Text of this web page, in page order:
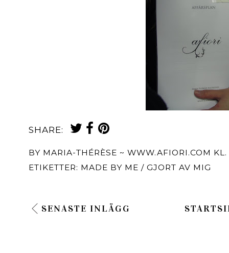
SHARE:
BY MARIA-THÉRÈSE ~ WWW.AFIORI.COM KL.
ETIKETTER: MADE BY ME / GJORT AV MIG
SENASTE INLÄGG